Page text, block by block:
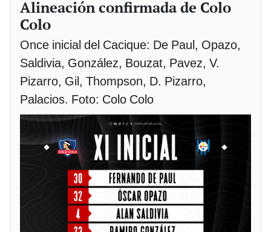
Alineación confirmada de Colo
Colo
Once inicial del Cacique: De Paul, Opazo,
Saldivia, González, Bouzat, Pavez, V.
Pizarro, Gil, Thompson, D. Pizarro,
Palacios. Foto: Colo Colo